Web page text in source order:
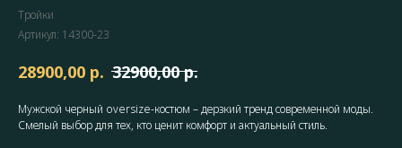
Тройки
Артикул: 14300-23
28900,00 р. 32900,00 р.
Мужской черный oversize-костюм – дерзкий тренд современной моды.
Смелый выбор для тех, кто ценит комфорт и актуальный стиль.